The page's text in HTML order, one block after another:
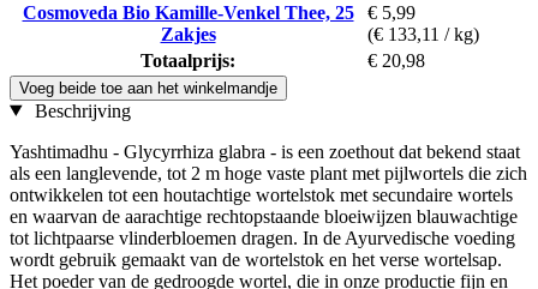
Cosmoveda Bio Kamille-Venkel Thee, 25
Zakjes
€ 5,99
(€ 133,11 / kg)
Totaalprijs:
€ 20,98
Voeg beide toe aan het winkelmandje
Beschrijving
Yashtimadhu - Glycyrrhiza glabra - is een zoethout dat bekend staat
als een langlevende, tot 2 m hoge vaste plant met pijlwortels die zich
ontwikkelen tot een houtachtige wortelstok met secundaire wortels
en waarvan de aarachtige rechtopstaande bloeiwijzen blauwachtige
tot lichtpaarse vlinderbloemen dragen. In de Ayurvedische voeding
wordt gebruik gemaakt van de wortelstok en het verse wortelsap.
Het poeder van de gedroogde wortel, die in onze productie fijn en